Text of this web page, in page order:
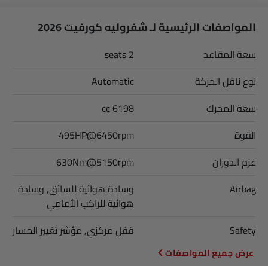
المواصفات الرئيسية لـ شفروليه كورفيت 2026
سعة المقاعد
2 seats
نوع ناقل الحركة
Automatic
سعة المحرك
6198 cc
القوة
495HP@6450rpm
عزم الدوران
630Nm@5150rpm
Airbag
وسادة هوائية للسائق, وسادة
هوائية للراكب الأمامي
Safety
قفل مركزي, مؤشر تغيير المسار
المواصفات